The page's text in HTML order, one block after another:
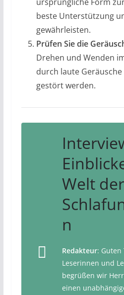
ursprüngliche Form
beste Unterstützung
gewährleisten.
Prüfen Sie die
Drehen und Wenden
durch laute
gestört werden.
Welt der
n
Redakteur: Guten
Leserinnen und
begrüßen wir
einen